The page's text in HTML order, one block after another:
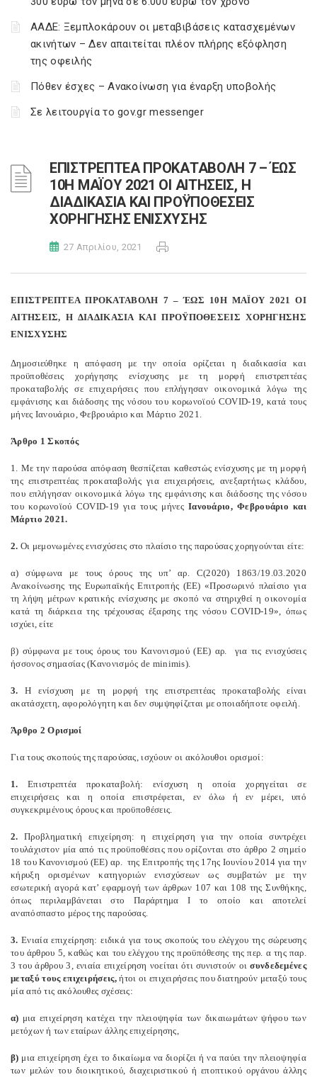
ΑΑΔΕ: Ξεμπλοκάρουν οι μεταβιβάσεις κατασχεμένων
ακινήτων – Δεν απαιτείται πλέον πλήρης εξόφληση
της οφειλής
Πόθεν έσχες – Ανακοίνωση για έναρξη υποβολής
Σε λειτουργία το gov.gr messenger
ΕΠΙΣΤΡΕΠΤΕΑ ΠΡΟΚΑΤΑΒΟΛΗ 7 – ΈΩΣ
10Η ΜΑΪΟΥ 2021 ΟΙ ΑΙΤΗΣΕΙΣ, Η
ΔΙΑΔΙΚΑΣΙΑ ΚΑΙ ΠΡΟΫΠΟΘΕΣΕΙΣ
ΧΟΡΗΓΗΣΗΣ ΕΝΙΣΧΥΣΗΣ
27 Απριλίου, 2021
ΕΠΙΣΤΡΕΠΤΕΑ ΠΡΟΚΑΤΑΒΟΛΗ 7 – ΈΩΣ 10Η ΜΑΪΟΥ 2021 ΟΙ
ΑΙΤΗΣΕΙΣ, Η ΔΙΑΔΙΚΑΣΙΑ ΚΑΙ ΠΡΟΫΠΟΘΕΣΕΙΣ ΧΟΡΗΓΗΣΗΣ
ΕΝΙΣΧΥΣΗΣ
Δημοσιεύθηκε η απόφαση με την οποία ορίζεται η διαδικασία και
προϋποθέσεις χορήγησης ενίσχυσης με τη μορφή επιστρεπτέας
προκαταβολής σε επιχειρήσεις που επλήγησαν οικονομικά λόγω της
εμφάνισης και διάδοσης της νόσου του κορωνοϊού COVID-19, κατά τους
μήνες Ιανουάριο, Φεβρουάριο και Μάρτιο 2021.
Άρθρο 1 Σκοπός
1. Με την παρούσα απόφαση θεσπίζεται καθεστώς ενίσχυσης με τη μορφή
της επιστρεπτέας προκαταβολής για επιχειρήσεις, ανεξαρτήτως κλάδου,
που επλήγησαν οικονομικά λόγω της εμφάνισης και διάδοσης της νόσου
του κορωνοϊού COVID-19 για τους μήνες Ιανουάριο, Φεβρουάριο και
Μάρτιο 2021.
2. Οι μεμονωμένες ενισχύσεις στο πλαίσιο της παρούσας χορηγούνται είτε:
α) σύμφωνα με τους όρους της υπ’ αρ. C(2020) 1863/19.03.2020
Ανακοίνωσης της Ευρωπαϊκής Επιτροπής (ΕΕ) «Προσωρινό πλαίσιο για
τη λήψη μέτρων κρατικής ενίσχυσης με σκοπό να στηριχθεί η οικονομία
κατά τη διάρκεια της τρέχουσας έξαρσης της νόσου COVID-19», όπως
ισχύει, είτε
β) σύμφωνα με τους όρους του Κανονισμού (ΕΕ) αρ.
για τις ενισχύσεις
ήσσονος σημασίας (Κανονισμός de minimis).
3.Η ενίσχυση με τη μορφή της επιστρεπτέας προκαταβολής είναι
ακατάσχετη, αφορολόγητη και δεν συμψηφίζεται με οποιαδήποτε οφειλή.
Άρθρο 2 Ορισμοί
Για τους σκοπούς της παρούσας, ισχύουν οι ακόλουθοι ορισμοί:
1. Επιστρεπτέα προκαταβολή: ενίσχυση η οποία χορηγείται σε
επιχειρήσεις και η οποία επιστρέφεται, εν όλω ή εν μέρει, υπό
συγκεκριμένους όρους και προϋποθέσεις.
2. Προβληματική επιχείρηση: η επιχείρηση για την οποία συντρέχει
τουλάχιστον μία από τις προϋποθέσεις που ορίζονται στο άρθρο 2 σημείο
18 του Κανονισμού (ΕΕ) αρ. της Επιτροπής της 17ης Ιουνίου 2014 για την
κήρυξη ορισμένων κατηγοριών ενισχύσεων ως συμβατών με την
εσωτερική αγορά κατ’ εφαρμογή των άρθρων 107 και 108 της Συνθήκης,
όπως περιλαμβάνεται στο Παράρτημα Ι το οποίο και αποτελεί
αναπόσπαστο μέρος της παρούσας.
3. Ενιαία επιχείρηση: ειδικά για τους σκοπούς του ελέγχου της σώρευσης
του άρθρου 5, καθώς και του ελέγχου της προϋπόθεσης της περ. α της παρ.
3 του άρθρου 3, ενιαία επιχείρηση νοείται ότι συνιστούν οισυνδεδεμένες
μεταξύ τους επιχειρήσεις,ήτοι οι επιχειρήσεις που διατηρούν μεταξύ τους
μία από τις ακόλουθες σχέσεις:
α) μια επιχείρηση κατέχει την πλειοψηφία των δικαιωμάτων ψήφου των
μετόχων ή των εταίρων άλλης επιχείρησης,
β) μια επιχείρηση έχει το δικαίωμα να διορίζει ή να παύει την πλειοψηφία
των μελών του διοικητικού, διαχειριστικού ή εποπτικού οργάνου άλλης